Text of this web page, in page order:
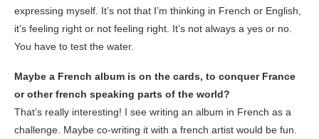
expressing myself. It’s not that I’m thinking in French or English,
it’s feeling right or not feeling right. It’s not always a yes or no.
You have to test the water.
Maybe a French album is on the cards, to conquer France
or other french speaking parts of the world?
That’s really interesting! I see writing an album in French as a
challenge. Maybe co-writing it with a french artist would be fun.